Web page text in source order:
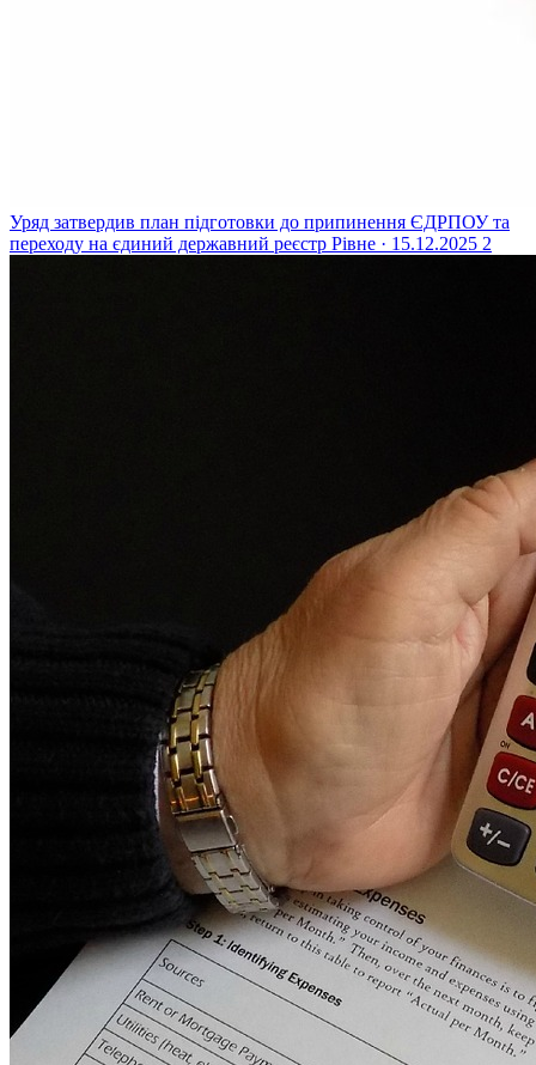
Уряд затвердив план підготовки до припинення ЄДРПОУ та
переходу на єдиний державний реєстр Рівне · 15.12.2025 2